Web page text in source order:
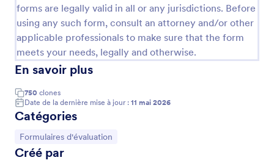
forms are legally valid in all or any jurisdictions. Before
using any such form, consult an attorney and/or other
applicable professionals to make sure that the form
meets your needs, legally and otherwise.
En savoir plus
750 clones
Date de la dernière mise à jour : 11 mai 2026
Catégories
Accéder à la catégorie :
Formulaires d'évaluation
Créé par
pour les chefs d'équipe et les cadres supérieurs qui
cherchent à féliciter leurs employés et à
reconnaître le travail accompli. En outre, le
programme de l'employé du mois est un moyen
pour les employés de reconnaître leurs pairs et de
leur faire des éloges. Personnalisez ce modèle de
formulaire pour y inclure un nombre quelconque de
champs de candidats ou de descriptions.
Go to Category:
Formulaires évaluation employé
Utiliser le modèle
Prévisualiser